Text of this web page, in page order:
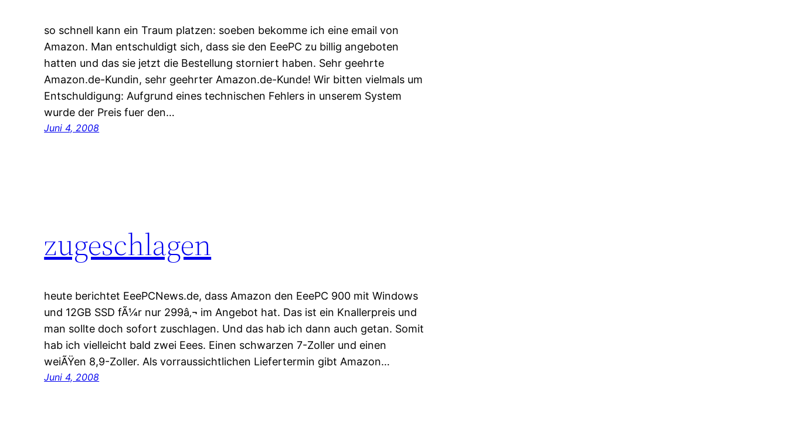
so schnell kann ein Traum platzen: soeben bekomme ich eine email von
Amazon. Man entschuldigt sich, dass sie den EeePC zu billig angeboten
hatten und das sie jetzt die Bestellung storniert haben. Sehr geehrte
Amazon.de-Kundin, sehr geehrter Amazon.de-Kunde! Wir bitten vielmals um
Entschuldigung: Aufgrund eines technischen Fehlers in unserem System
wurde der Preis fuer den…
Juni 4, 2008
zugeschlagen
heute berichtet EeePCNews.de, dass Amazon den EeePC 900 mit Windows
und 12GB SSD fÃ¼r nur 299â‚¬ im Angebot hat. Das ist ein Knallerpreis und
man sollte doch sofort zuschlagen. Und das hab ich dann auch getan. Somit
hab ich vielleicht bald zwei Eees. Einen schwarzen 7-Zoller und einen
weiÃŸen 8,9-Zoller. Als vorraussichtlichen Liefertermin gibt Amazon…
Juni 4, 2008